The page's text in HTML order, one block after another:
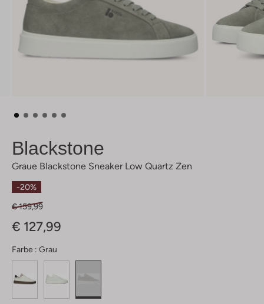
Blackstone
Graue Blackstone Sneaker Low Quartz Zen
-20%
€ 159,99
€ 127,99
Farbe : Grau